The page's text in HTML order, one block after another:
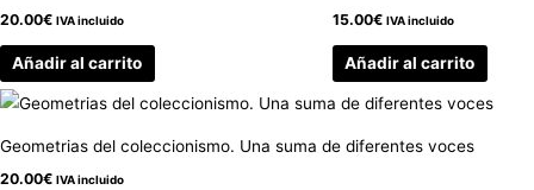
20.00€ IVA incluido
Añadir al carrito
15.00€ IVA incluido
Añadir al carrito
Geometrias del coleccionismo. Una suma de diferentes voces
20.00€ IVA incluido